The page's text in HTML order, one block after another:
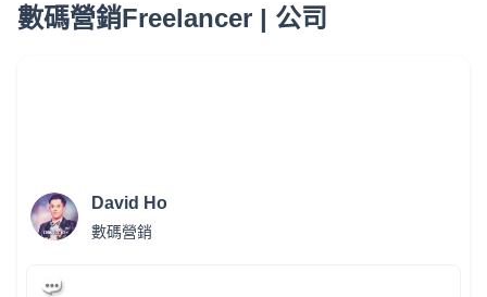
數碼營銷Freelancer | 公司
David Ho
數碼營銷